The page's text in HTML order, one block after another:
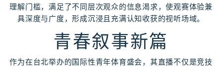
理解门槛，满足了不同层次观众的信息渴求，使观赛体验兼
具深度与广度，形成沉浸且充满认知收获的视听场域。
青春叙事新篇
作为在台北举办的国际性青年体育盛会，其直播不仅是竞技